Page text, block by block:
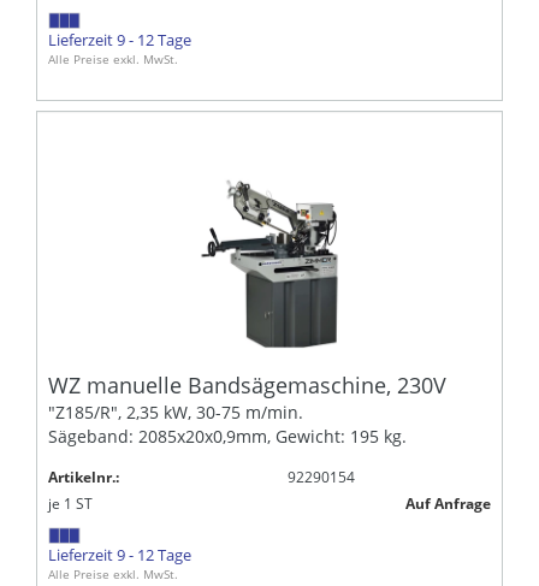
Lieferzeit 9 - 12 Tage
Alle Preise exkl. MwSt.
WZ manuelle Bandsägemaschine, 230V
"Z185/R", 2,35 kW, 30-75 m/min.
Sägeband: 2085x20x0,9mm, Gewicht: 195 kg.
Artikelnr.:
92290154
je 1 ST Auf Anfrage
Lieferzeit 9 - 12 Tage
Alle Preise exkl. MwSt.